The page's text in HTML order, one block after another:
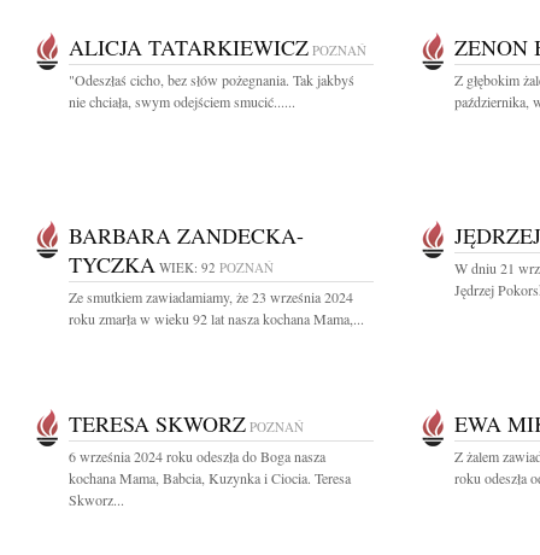
ALICJA TATARKIEWICZ POZNAŃ
"Odeszłaś cicho, bez słów pożegnania. Tak jakbyś
nie chciała, swym odejściem smucić......
ZENON
Z głębokim
października,
BARBARA ZANDECKA-
TYCZKA WIEK: 92 POZNAŃ
Ze smutkiem zawiadamiamy, że 23 września 2024
roku zmarła w wieku 92 lat nasza kochana Mama,...
W dniu 21
Jędrzej
TERESA SKWORZ POZNAŃ
6 września 2024 roku odeszła do Boga nasza
kochana Mama, Babcia, Kuzynka i Ciocia. Teresa
Skworz...
EWA
Z żalem
roku odeszła